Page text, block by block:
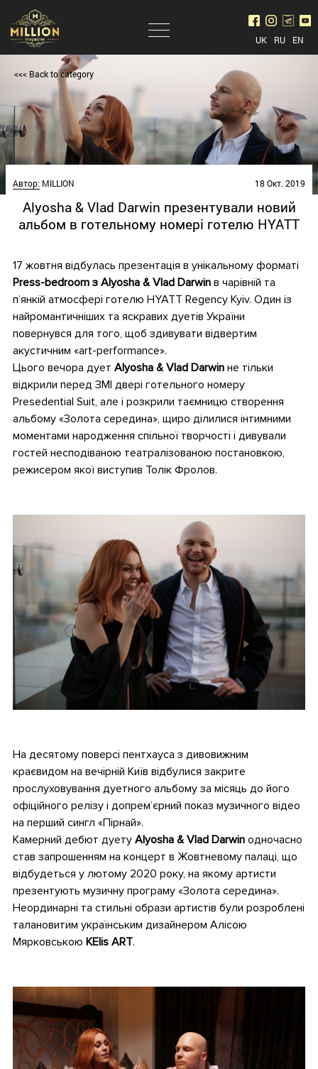
UK RU EN
<<< Back to category
Автор:MILLION 18 Окт. 2019
Alyosha & Vlad Darwin презентували новий
альбом в готельному номері готелю HYATT
17 жовтня відбулась презентація в унікальному форматі
Press-bedroom з Alyosha & Vlad Darwinв чарівній та
п’янкій атмосфері готелю HYATT Regency Kyiv. Один із
найромантичніших та яскравих дуетів України
повернувся для того, щоб здивувати відвертим
акустичним «art-performance».
Цього вечора дует Alyosha & Vlad Darwinне тільки
відкрили перед ЗМІ двері готельного номеру
Presedential Suit, але і розкрили таємницю створення
альбому «Золота середина», щиро ділилися інтимними
моментами народження спільної творчості і дивували
гостей несподіваною театралізованою постановкою,
режисером якої виступив Толік Фролов.
На десятому поверсі пентхауса з дивовижним
краєвидом на вечірній Київ відбулися закрите
прослуховування дуетного альбому за місяць до його
офіційного релізу і допрем’єрний показ музичного відео
на перший сингл «Пірнай».
Камерний дебют дуету Alyosha & Vlad Darwinодночасно
став запрошенням на концерт в Жовтневому палаці, що
відбудеться у лютому 2020 року, на якому артисти
презентують музичну програму «Золота середина».
Неординарні та стильні образи артистів були розроблені
талановитим українським дизайнером Алісою
Мярковською KElis ART.